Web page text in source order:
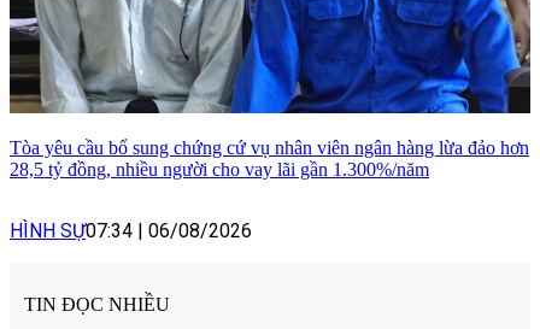
Tòa yêu cầu bổ sung chứng cứ vụ nhân viên ngân hàng lừa đảo hơn
28,5 tỷ đồng, nhiều người cho vay lãi gần 1.300%/năm
HÌNH SỰ07:34 06/08/2026
TIN ĐỌC NHIỀU